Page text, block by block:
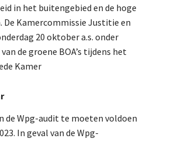
in het buitengebied en de hoge
Kamercommissie Justitie en
20 oktober a.s. onder
de groene BOA’s tijdens het
Kamer
de Wpg-audit te moeten voldoen
In geval van de Wpg-
Contact